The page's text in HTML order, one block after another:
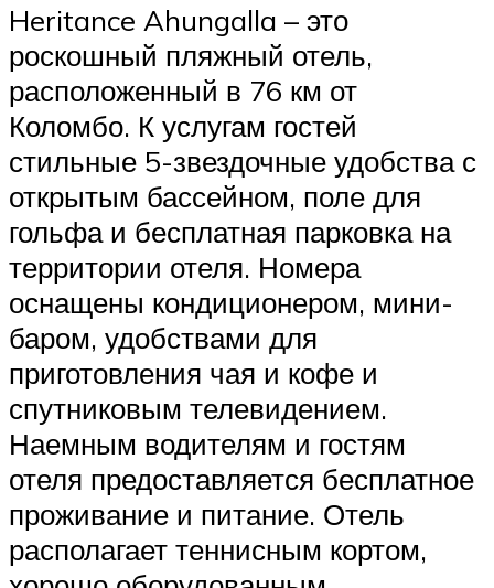
Heritance Ahungalla – это
роскошный пляжный отель,
расположенный в 76 км от
Коломбо. К услугам гостей
стильные 5-звездочные удобства с
открытым бассейном, поле для
гольфа и бесплатная парковка на
территории отеля. Номера
оснащены кондиционером, мини-
баром, удобствами для
приготовления чая и кофе и
спутниковым телевидением.
Наемным водителям и гостям
отеля предоставляется бесплатное
проживание и питание. Отель
располагает теннисным кортом,